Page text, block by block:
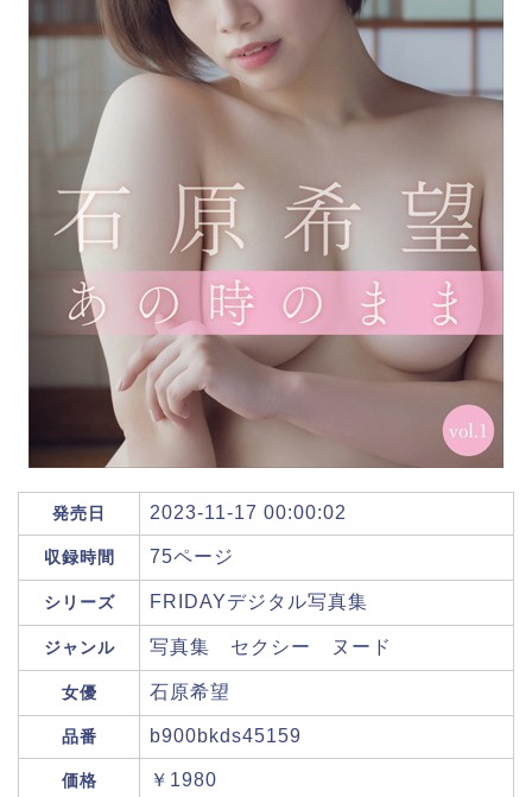
発売日 2023-11-17 00:00:02
収録時間 75ページ
シリーズ FRIDAYデジタル写真集
ジャンル 写真集 セクシー ヌード
女優 石原希望
品番 b900bkds45159
価格 ￥1980